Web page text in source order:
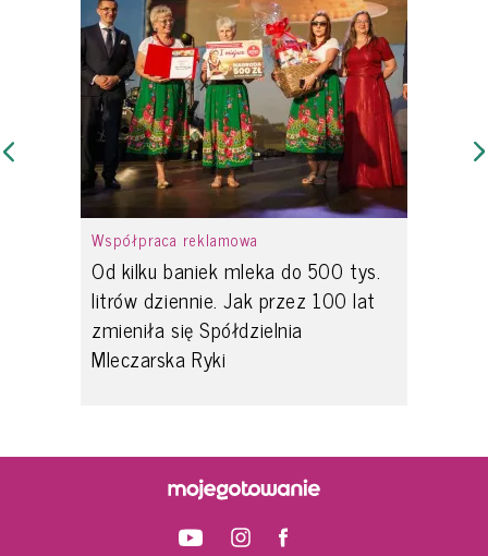
Współpraca reklamowa
Od kilku baniek mleka do 500 tys.
litrów dziennie. Jak przez 100 lat
zmieniła się Spółdzielnia
Mleczarska Ryki